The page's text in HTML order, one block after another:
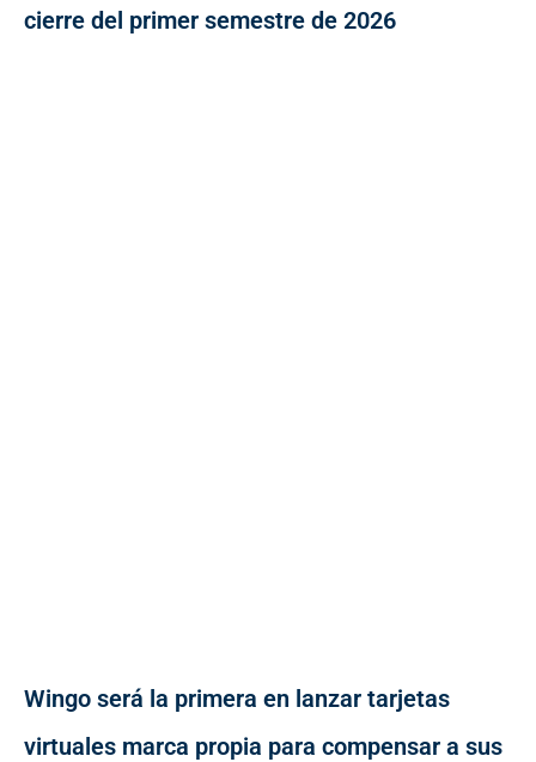
cierre del primer semestre de 2026
Wingo será la primera en lanzar tarjetas
virtuales marca propia para compensar a sus